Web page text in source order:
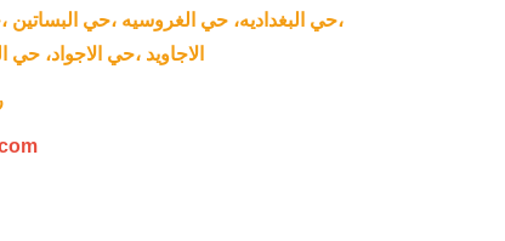
،حي البغداديه، حي الغروسيه ،حي
الاجاويد ،حي الاجواد،